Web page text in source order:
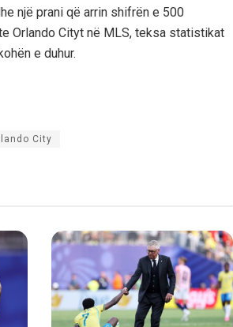
një prani që arrin shifrën e 500
Orlando Cityt në MLS, teksa statistikat
e duhur.
City